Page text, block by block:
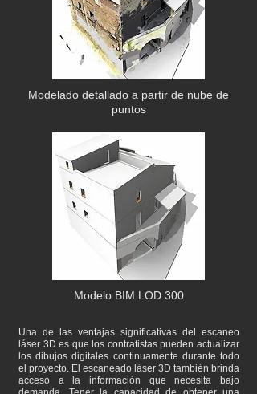
Modelado detallado a partir de nube de
puntos
Modelo BIM LOD 300
Una de las ventajas significativas del escaneo
láser 3D es que los contratistas pueden actualizar
los dibujos digitales continuamente durante todo
el proyecto. El escaneado láser 3D también brinda
acceso a la información que necesita bajo